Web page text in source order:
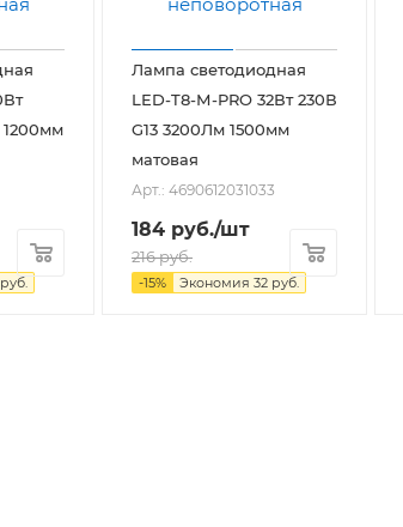
1200мм
руб.
Лампа светодиодная
LED-T8-М-PRO 32Вт 230В
G13 3200Лм 1500мм
матовая
Арт.: 4690612031033
184 руб./шт
216руб.
-15% Экономия 32 руб.